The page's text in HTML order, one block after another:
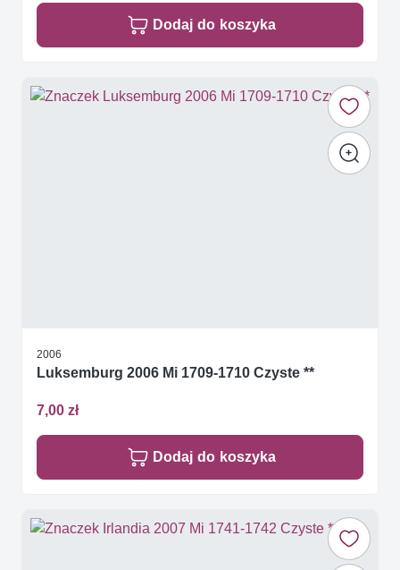
Dodaj do koszyka
2006
Luksemburg 2006 Mi 1709-1710 Czyste **
7,00 zł
Dodaj do koszyka